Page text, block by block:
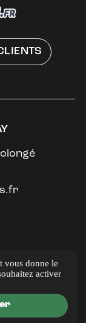
vous donne le
activer